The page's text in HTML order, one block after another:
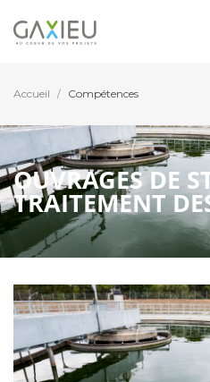
Accueil / Compétences
OUVRAGES DE
TRAITEMENT